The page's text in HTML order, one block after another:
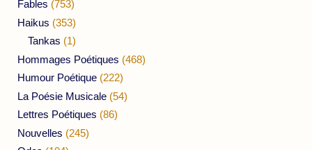
Fables (753)
Haikus (353)
Tankas (1)
Hommages Poétiques (468)
Humour Poétique (222)
La Poésie Musicale (54)
Lettres Poétiques (86)
Nouvelles (245)